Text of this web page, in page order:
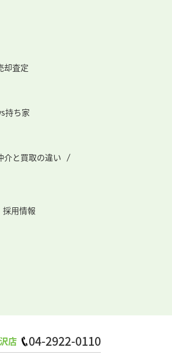
却査定
持ち家
介と買取の違い
採用情報
店 04-2922-0110